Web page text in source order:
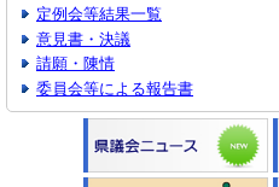
定例会等結果一覧
意見書・決議
請願・陳情
委員会等による報告書